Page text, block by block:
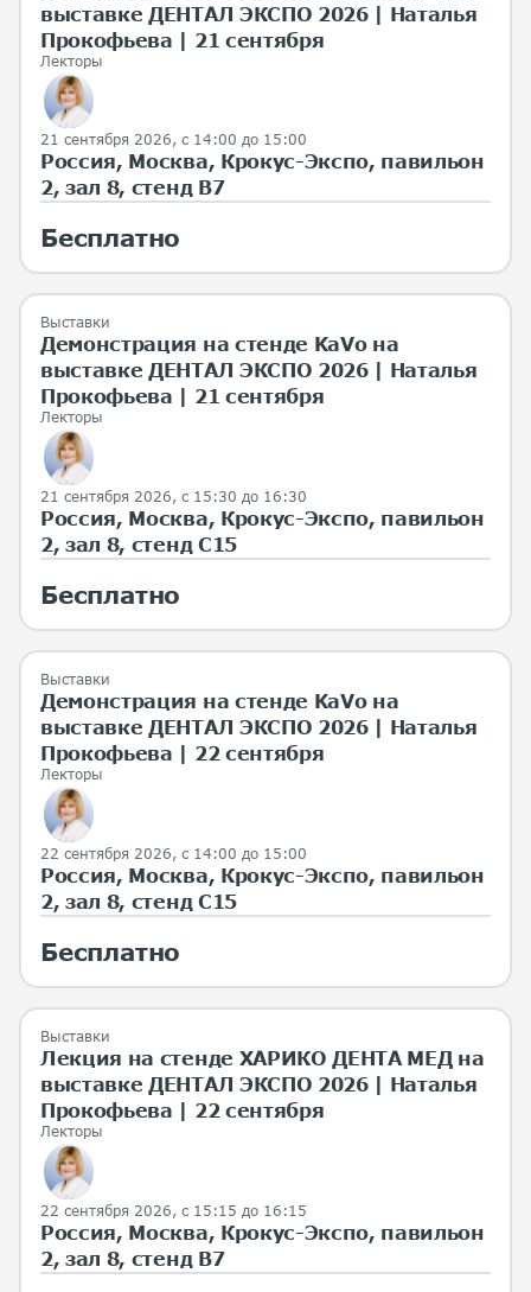
выставке ДЕНТАЛ ЭКСПО 2026 | Наталья
Прокофьева | 21 сентября
Лекторы
21 сентября 2026, с 14:00 до 15:00
Россия, Москва, Крокус-Экспо, павильон
2, зал 8, стенд B7
Бесплатно
Выставки
Демонстрация на стенде KaVo на
выставке ДЕНТАЛ ЭКСПО 2026 | Наталья
Прокофьева | 21 сентября
Лекторы
21 сентября 2026, с 15:30 до 16:30
Россия, Москва, Крокус-Экспо, павильон
2, зал 8, стенд С15
Бесплатно
Выставки
Демонстрация на стенде KaVo на
выставке ДЕНТАЛ ЭКСПО 2026 | Наталья
Прокофьева | 22 сентября
Лекторы
22 сентября 2026, с 14:00 до 15:00
Россия, Москва, Крокус-Экспо, павильон
2, зал 8, стенд С15
Бесплатно
Выставки
Лекция на стенде ХАРИКО ДЕНТА МЕД на
выставке ДЕНТАЛ ЭКСПО 2026 | Наталья
Прокофьева | 22 сентября
Лекторы
22 сентября 2026, с 15:15 до 16:15
Россия, Москва, Крокус-Экспо, павильон
2, зал 8, стенд B7